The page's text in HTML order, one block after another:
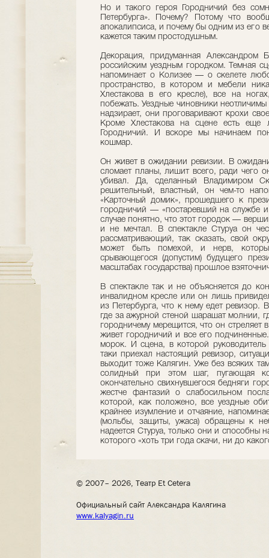
Но и такого героя Городничий без
Петербурга». Почему? Потому что
апокалипсиса, и почему бы одним из его
кажется таким простодушным.
Декорация, придуманная Александром
российским уездным городком. Темная
напоминает о Колизее — о скелете
пространство, в котором и мебели
Хлестакова в его кресле), все на
побежать. Уездные чиновники
надзирает, они проговаривают крохи
Кроме Хлестакова на сцене есть
Городничий. И вскоре мы начинаем
кошмар.
Он живет в ожидании ревизии. В
сломает планы, лишит всего, ради чего
убивал. Да, сделанный Владимиром
решительный, властный, он чем-то
«Карточный домик», прошедшего к
городничий — «постаревший на службе
случае понятно, что этот городок —
и не мечтал. В спектакле Стуруа он
рассматривающий, так сказать, свой
может быть помехой, и нерв,
срывающегося (допустим) будущего
масштабах государства) прошлое
В спектакле так и не объясняется до
инвалидном кресле или он лишь
из Петербурга, что к нему едет
где за ажурной стеной шарашат молнии,
городничему мерещится, что он
живет городничий и все его
морок. И сцена, в которой
таки приехал настоящий ревизор,
выходит тоже Калягин. Уже без всяких
солидный при этом шаг, пугающая
окончательно свихнувшегося бедняги
жестче фантазий о слабосильном
которой, как положено, все уездные
крайнее изумление и отчаяние,
(мольбы, защиты, ужаса) обращены к
надеется Стуруа, только они и способны
которого «хоть три года скачи, ни до
© 2007– 2026, Театр Et Cetera
Официальный сайт Александра Калягина
www.kalyagin.ru